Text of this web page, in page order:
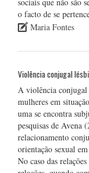
o facto de se
Maria Fontes
Violência conjugal
A violência conjugal
mulheres em
uma se encontra
pesquisas de
relacionamento
orientação sexual
No caso das